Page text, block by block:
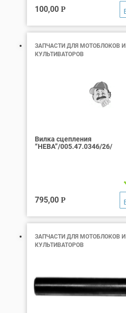
100,00 Р
ЗАПЧАСТИ ДЛЯ МОТОБЛОКОВ И
КУЛЬТИВАТОРОВ
Вилка сцепления
“НЕВА”/005.47.0346/26/
795,00 Р
ЗАПЧАСТИ ДЛЯ МОТОБЛОКОВ И
КУЛЬТИВАТОРОВ